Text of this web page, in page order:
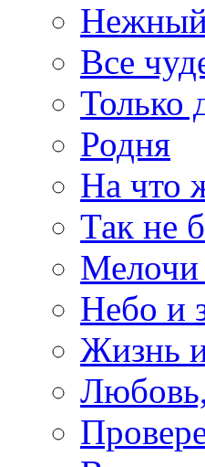
Нежный
Все
Только
Родня
На что
Так не
Небо и
Жизнь